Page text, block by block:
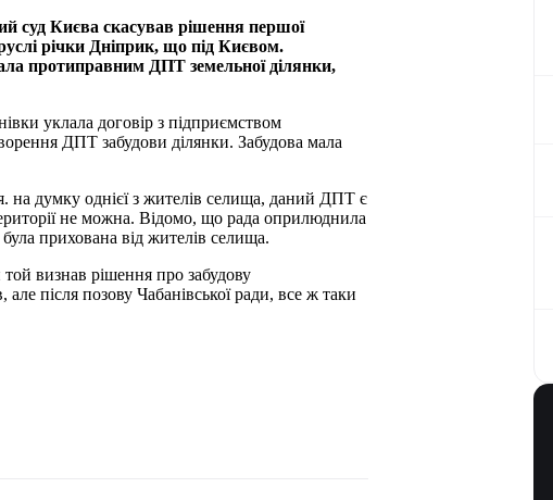
суд Києва скасував рішення першої
річки Дніприк, що під Києвом.
протиправним ДПТ земельної ділянки,
уклала договір з підприємством
ДПТ забудови ділянки. Забудова мала
на думку однієї з жителів селища, даний ДПТ є
не можна. Відомо, що рада оприлюднила
прихована від жителів селища.
визнав рішення про забудову
після позову Чабанівської ради, все ж таки